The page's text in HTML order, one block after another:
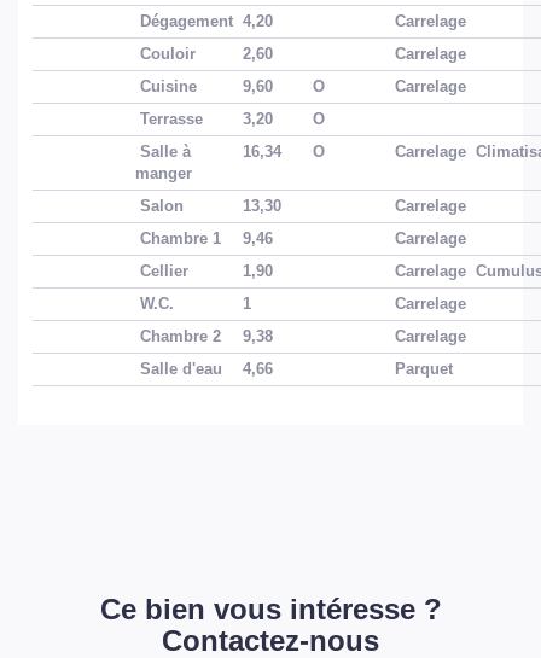
Dégagement 4,20
Carrelage
Couloir
2,60
Carrelage
Cuisine
9,60 O
Carrelage
Terrasse
3,20
O
Salle à
manger
16,34 O Carrelage
Salon 13,30
Carrelage
Chambre 1
9,46
Carrelage
Cellier
1,90 Carrelage
W.C.
1
Carrelage
Chambre 2
9,38
Carrelage
Salle d'eau
4,66 Parquet
Ce bien vous intéresse ?
Contactez-nous